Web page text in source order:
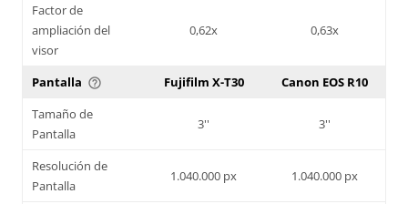
Factor de
ampliación del
visor
0,62x 0,63x
Pantalla help_outline Fujifilm X-T30
Canon EOS R10
Tamaño de
Pantalla
3'' 3''
Resolución de
Pantalla
1.040.000 px 1.040.000 px